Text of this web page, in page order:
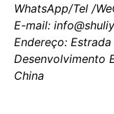
WhatsApp/Tel /
E-mail:
Endereço:
Desenvolvimento
China